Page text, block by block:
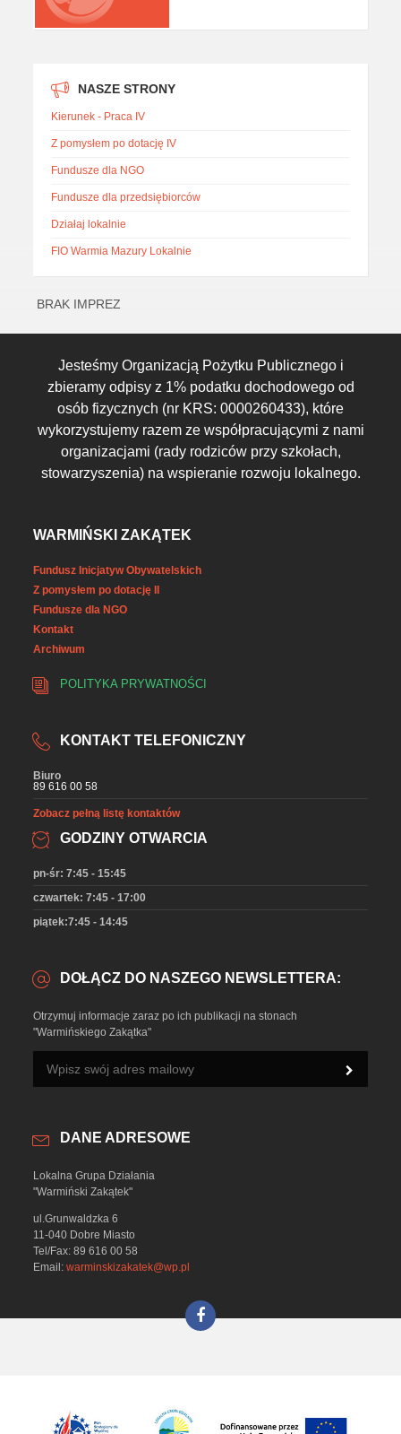
NASZE STRONY
Kierunek - Praca IV
Z pomysłem po dotację IV
Fundusze dla NGO
Fundusze dla przedsiębiorców
Działaj lokalnie
FIO Warmia Mazury Lokalnie
BRAK IMPREZ
Jesteśmy Organizacją Pożytku Publicznego i
zbieramy odpisy z 1% podatku dochodowego od
osób fizycznych (nr KRS: 0000260433), które
wykorzystujemy razem ze współpracującymi z nami
organizacjami (rady rodziców przy szkołach,
stowarzyszenia) na wspieranie rozwoju lokalnego.
WARMIŃSKI ZAKĄTEK
Fundusz Inicjatyw Obywatelskich
Z pomysłem po dotację II
Fundusze dla NGO
Kontakt
Archiwum
POLITYKA PRYWATNOŚCI
KONTAKT TELEFONICZNY
Biuro
89 616 00 58
Zobacz pełną listę kontaktów
GODZINY OTWARCIA
pn-śr: 7:45 - 15:45
czwartek: 7:45 - 17:00
piątek:7:45 - 14:45
DOŁĄCZ DO NASZEGO NEWSLETTERA:
Otrzymuj informacje zaraz po ich publikacji na stonach
"Warmińskiego Zakątka"
DANE ADRESOWE
Lokalna Grupa Działania
"Warmiński Zakątek"
ul.Grunwaldzka 6
11-040 Dobre Miasto
Tel/Fax: 89 616 00 58
Email:warminskizakatek@wp.pl